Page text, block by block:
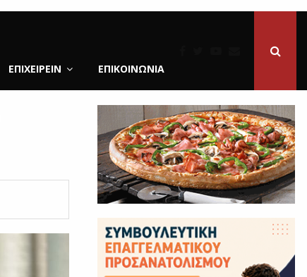
ΕΠΙΧΕΙΡΕΙΝ ΕΠΙΚΟΙΝΩΝΊΑ